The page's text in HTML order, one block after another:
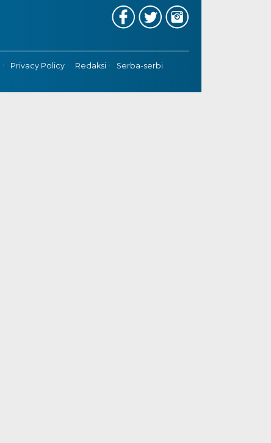
Privacy Policy Redaksi
Serba-serbi